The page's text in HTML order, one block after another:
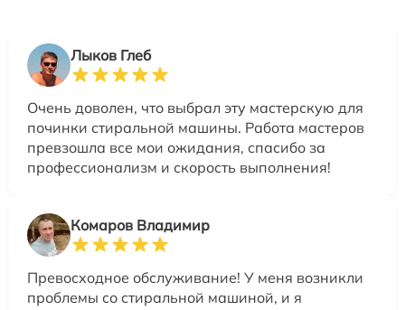
Лыков Глеб
Очень доволен, что выбрал эту мастерскую для
починки стиральной машины. Работа мастеров
превзошла все мои ожидания, спасибо за
профессионализм и скорость выполнения!
Комаров Владимир
Превосходное обслуживание! У меня возникли
проблемы со стиральной машиной, и я